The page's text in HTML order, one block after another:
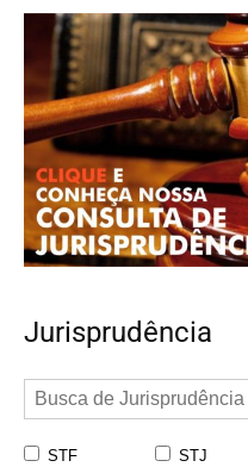
Jurisprudência
STF STJ